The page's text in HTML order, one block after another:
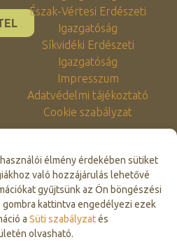
élmény érdekében sütiket
való hozzájárulás lehetővé
gyűjtsünk az Ön böngészési
gombra kattintva engedélyezi ezek
a Süti szabályzatés
olvasható.
cookies and
Észak-Vértesi Erdészeti
Igazgatóság
Síkvidéki Erdészeti
Igazgatóság
Impresszum
Adatvédelmi tájékoztató
Cookie szabályzat